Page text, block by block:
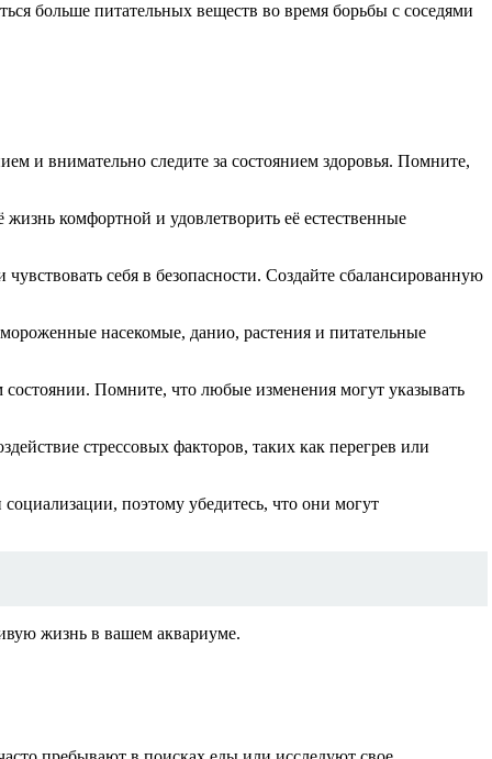
больше питательных веществ во время борьбы с соседями
и внимательно следите за состоянием здоровья. Помните,
жизнь комфортной и удовлетворить её естественные
себя в безопасности. Создайте сбалансированную
насекомые, данио, растения и питательные
Помните, что любые изменения могут указывать
стрессовых факторов, таких как перегрев или
поэтому убедитесь, что они могут
жизнь в вашем аквариуме.